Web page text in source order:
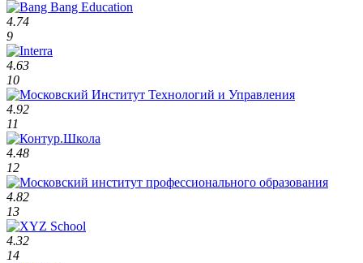
4.74
9
4.63
10
4.92
11
4.48
12
4.82
13
4.32
14